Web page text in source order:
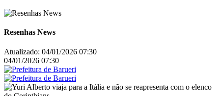
Resenhas News
Atualizado: 04/01/2026 07:30
04/01/2026 07:30